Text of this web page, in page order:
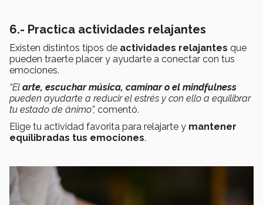
6.- Practica actividades relajantes
Existen distintos tipos de actividades relajantes que
pueden traerte placer y ayudarte a conectar con tus
emociones.
“El arte, escuchar música, caminar o el mindfulness
pueden ayudarte a reducir el estrés y con ello a equilibrar
tu estado de ánimo”, comentó.
Elige tu actividad favorita para relajarte y mantener
equilibradas tus emociones.